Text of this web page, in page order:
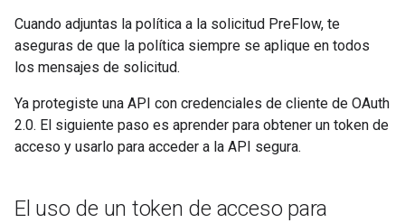
Cuando adjuntas la política a la solicitud PreFlow, te
aseguras de que la política siempre se aplique en todos
los mensajes de solicitud.
Ya protegiste una API con credenciales de cliente de OAuth
2.0. El siguiente paso es aprender para obtener un token de
acceso y usarlo para acceder a la API segura.
El uso de un token de acceso para